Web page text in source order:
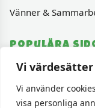
Vi
Vi använder
visa personliga
Vänner &
Populära
Varumärken
Fyndhörnan
1000 bitars pussel